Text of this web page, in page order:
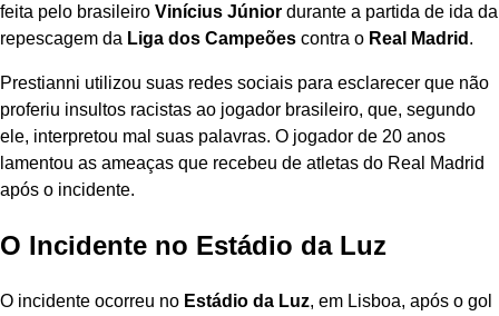
feita pelo brasileiro Vinícius Júnior durante a partida de ida da
repescagem da Liga dos Campeões contra o Real Madrid .
Prestianni utilizou suas redes sociais para esclarecer que não
proferiu insultos racistas ao jogador brasileiro, que, segundo
ele, interpretou mal suas palavras. O jogador de 20 anos
lamentou as ameaças que recebeu de atletas do Real Madrid
após o incidente.
O Incidente no Estádio da Luz
O incidente ocorreu no Estádio da Luz, em Lisboa, após o gol